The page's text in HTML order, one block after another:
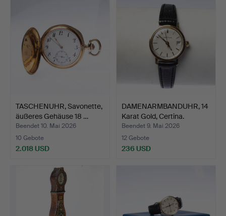
TASCHENUHR, Savonette,
äußeres Gehäuse 18 …
Beendet 10. Mai 2026
10 Gebote
2.018 USD
DAMENARMBANDUHR, 14
Karat Gold, Certina.
Beendet 9. Mai 2026
12 Gebote
236 USD